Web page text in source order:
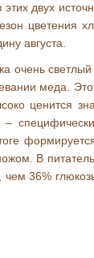
этих двух
цветения
августа.
очень
меда.
ценится
–
В
36%